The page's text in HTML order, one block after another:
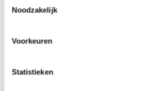
Noodzakelijk
Voorkeuren
Statistieken